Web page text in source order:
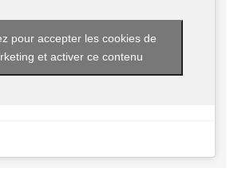
pour accepter les cookies de
et activer ce contenu